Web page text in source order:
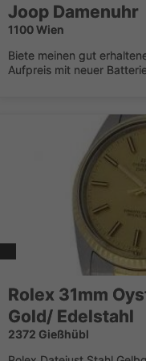
Joop Damenuhr
1100 Wien
Biete meinen gut
Aufpreis mit neuer
Rolex 31mm
Gold/ Edelstahl
2372 Gießhübl